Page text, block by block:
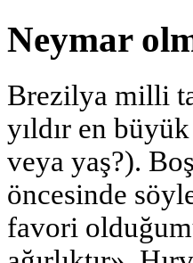
Neymar
Brezilya milli
yıldır en
veya yaş?).
öncesinde
favori